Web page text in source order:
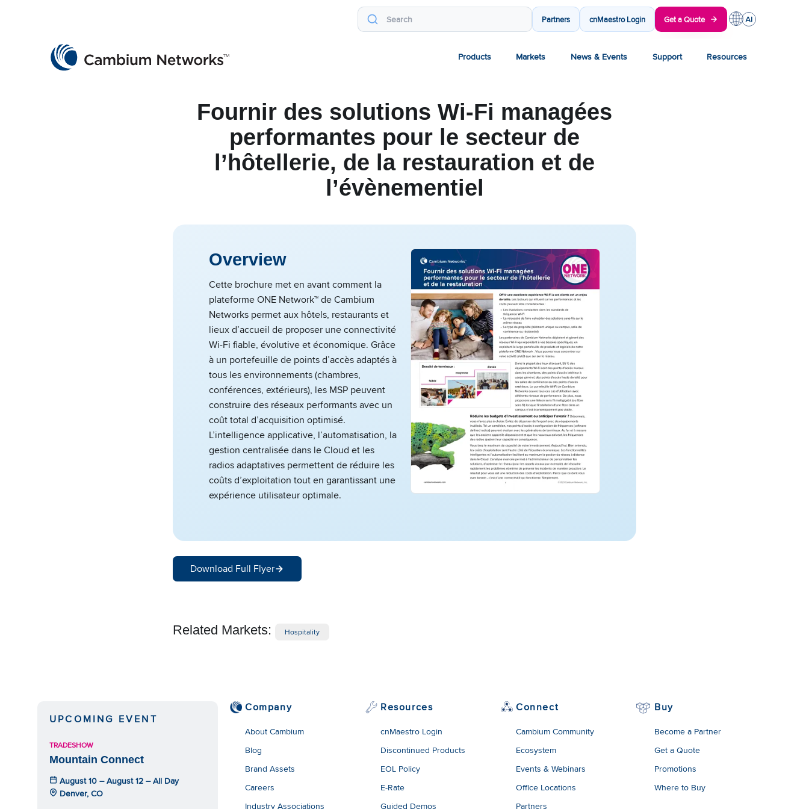
Partners cnMaestro Login Get a Quote
Products Markets News & Events Support Resources
Fournir des solutions Wi-Fi managées
performantes pour le secteur de
l’hôtellerie, de la restauration et de
l’évènementiel
Overview
Cette brochure met en avant comment la
plateforme ONE Network™ de Cambium
Networks permet aux hôtels, restaurants et
lieux d’accueil de proposer une connectivité
Wi-Fi fiable, évolutive et économique. Grâce
à un portefeuille de points d’accès adaptés à
tous les environnements (chambres,
conférences, extérieurs), les MSP peuvent
construire des réseaux performants avec un
coût total d’acquisition optimisé.
L’intelligence applicative, l’automatisation, la
gestion centralisée dans le Cloud et les
radios adaptatives permettent de réduire les
coûts d’exploitation tout en garantissant une
expérience utilisateur optimale.
Download Full Flyer
Related Markets: Hospitality
UPCOMING EVENT
TRADESHOW
Mountain Connect
August 10 – August 12 – All Day
Denver, CO
Company
About Cambium
Blog
Brand Assets
Careers
Industry Associations
Resources
cnMaestro Login
Discontinued Products
EOL Policy
E-Rate
Guided Demos
Connect
Cambium Community
Ecosystem
Events & Webinars
Office Locations
Partners
Buy
Become a Partner
Get a Quote
Promotions
Where to Buy